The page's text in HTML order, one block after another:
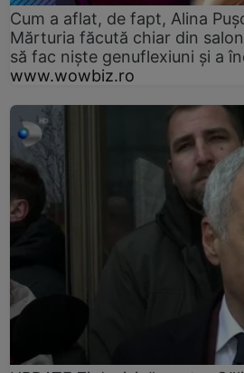
Cum a aflat, de fapt, Alina
Mărturia făcută chiar din
să fac niște genuflexiuni și a
www.wowbiz.ro